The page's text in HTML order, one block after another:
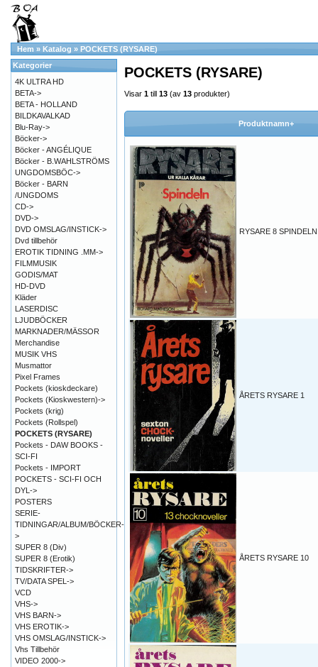
Hem » Katalog » POCKETS (RYSARE)
POCKETS (RYSARE)
Visar 1 till 13 (av 13 produkter)
Produktnamn+
RYSARE 8 SPINDELN
ÅRETS RYSARE 1
ÅRETS RYSARE 10
Kategorier
4K ULTRA HD
BETA->
BETA - HOLLAND
BILDKAVALKAD
Blu-Ray->
Böcker->
Böcker - ANGÉLIQUE
Böcker - B.WAHLSTRÖMS
UNGDOMSBÖC->
Böcker - BARN
/UNGDOMS
CD->
DVD->
DVD OMSLAG/INSTICK->
Dvd tillbehör
EROTIK TIDNING .MM->
FILMMUSIK
GODIS/MAT
HD-DVD
Kläder
LASERDISC
LJUDBÖCKER
MARKNADER/MÄSSOR
Merchandise
MUSIK VHS
Musmattor
Pixel Frames
Pockets (kioskdeckare)
Pockets (Kioskwestern)->
Pockets (krig)
Pockets (Rollspel)
POCKETS (RYSARE)
Pockets - DAW BOOKS -
SCI-FI
Pockets - IMPORT
POCKETS - SCI-FI OCH
DYL->
POSTERS
SERIE-
TIDNINGAR/ALBUM/BÖCKER-
>
SUPER 8 (Div)
SUPER 8 (Erotik)
TIDSKRIFTER->
TV/DATA SPEL->
VCD
VHS->
VHS BARN->
VHS EROTIK->
VHS OMSLAG/INSTICK->
Vhs Tillbehör
VIDEO 2000->